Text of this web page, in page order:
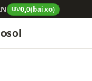
UV0,0(baixo)